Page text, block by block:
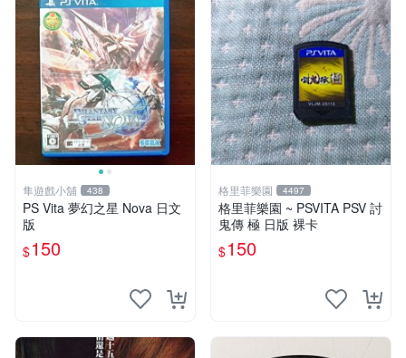
隼遊戲小舖 438
PS Vita 夢幻之星 Nova 日文
版
$150
格里菲樂園 4497
格里菲樂園 ~ PSVITA PSV 討
鬼傳 極 日版 裸卡
$150